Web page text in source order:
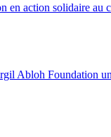
en action solidaire au
Abloh Foundation